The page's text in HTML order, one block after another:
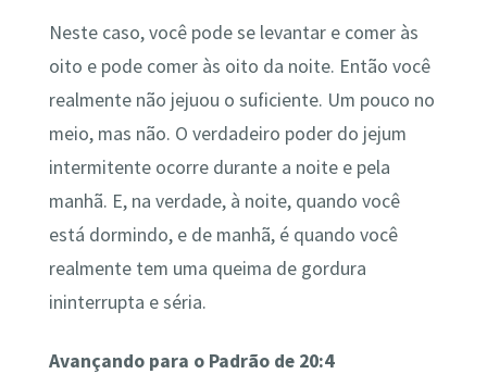
Neste caso, você pode se levantar e comer às
oito e pode comer às oito da noite. Então você
realmente não jejuou o suficiente. Um pouco no
meio, mas não. O verdadeiro poder do jejum
intermitente ocorre durante a noite e pela
manhã. E, na verdade, à noite, quando você
está dormindo, e de manhã, é quando você
realmente tem uma queima de gordura
ininterrupta e séria.
Avançando para o Padrão de 20:4